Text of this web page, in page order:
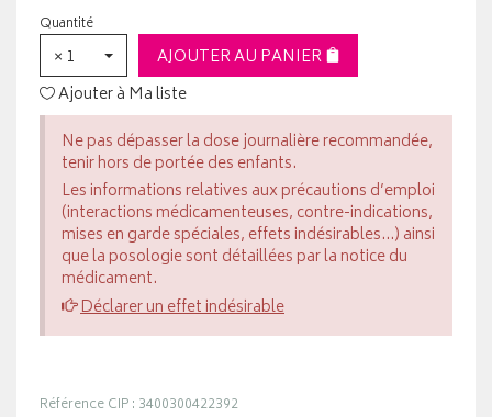
Quantité
× 1
AJOUTER AU PANIER
Ajouter à Ma liste
Ne pas dépasser la dose journalière recommandée,
tenir hors de portée des enfants.
Les informations relatives aux précautions d’emploi
(interactions médicamenteuses, contre-indications,
mises en garde spéciales, effets indésirables...) ainsi
que la posologie sont détaillées par la notice du
médicament.
Déclarer un effet indésirable
Référence CIP : 3400300422392